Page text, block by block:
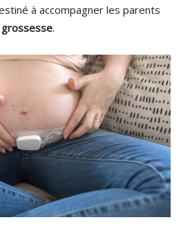
à accompagner les parents
.